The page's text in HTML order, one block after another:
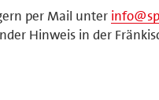
per Mail unter
Hinweis in der